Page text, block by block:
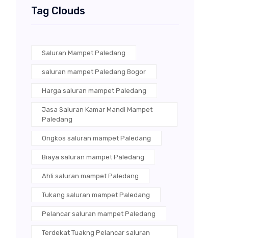
Tag Clouds
Saluran Mampet Paledang
saluran mampet Paledang Bogor
Harga saluran mampet Paledang
Jasa Saluran Kamar Mandi Mampet
Paledang
Ongkos saluran mampet Paledang
Biaya saluran mampet Paledang
Ahli saluran mampet Paledang
Tukang saluran mampet Paledang
Pelancar saluran mampet Paledang
Terdekat Tuakng Pelancar saluran